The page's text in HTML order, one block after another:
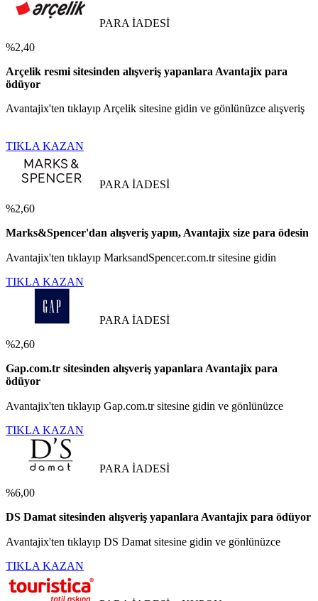
PARA İADESİ
%2,40
Arçelik resmi sitesinden alışveriş yapanlara Avantajix para
ödüyor
Avantajix'ten tıklayıp Arçelik sitesine gidin ve gönlünüzce alışveriş
TIKLA KAZAN
PARA İADESİ
%2,60
Marks&Spencer'dan alışveriş yapın, Avantajix size para ödesin
Avantajix'ten tıklayıp MarksandSpencer.com.tr sitesine gidin
TIKLA KAZAN
PARA İADESİ
%2,60
Gap.com.tr sitesinden alışveriş yapanlara Avantajix para
ödüyor
Avantajix'ten tıklayıp Gap.com.tr sitesine gidin ve gönlünüzce
TIKLA KAZAN
PARA İADESİ
%6,00
DS Damat sitesinden alışveriş yapanlara Avantajix para ödüyor
Avantajix'ten tıklayıp DS Damat sitesine gidin ve gönlünüzce
TIKLA KAZAN